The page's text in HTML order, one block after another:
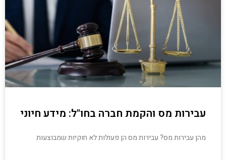
עבירות מס והקמת חברה בחו"ל: מידע חיוני
מהן עבירות מס? עבירות מס הן פעולות לא חוקיות שמבוצעות